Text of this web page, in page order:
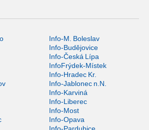
Info-M. Boleslav
Info-Budějovice
Info-Česká Lípa
InfoFrýdek-Místek
Info-Hradec Kr.
Info-Jablonec n.N.
Info-Karviná
Info-Liberec
Info-Most
Info-Opava
Info-Pardubice